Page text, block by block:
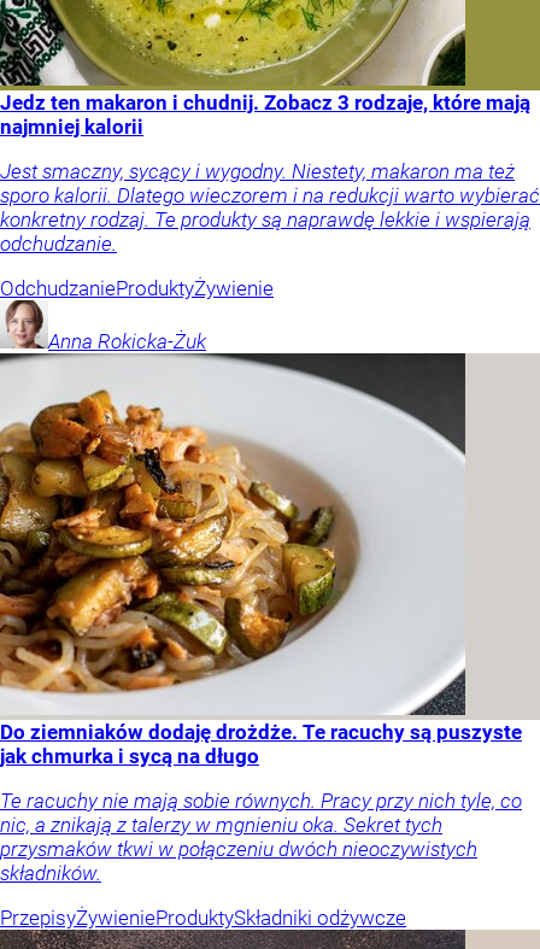
Jedz ten makaron i chudnij. Zobacz 3 rodzaje, które mają
najmniej kalorii
Jest smaczny, sycący i wygodny. Niestety, makaron ma też
sporo kalorii. Dlatego wieczorem i na redukcji warto wybierać
konkretny rodzaj. Te produkty są naprawdę lekkie i wspierają
odchudzanie.
OdchudzanieProduktyŻywienie
Anna Rokicka-Żuk
Do ziemniaków dodaję drożdże. Te racuchy są puszyste
jak chmurka i sycą na długo
Te racuchy nie mają sobie równych. Pracy przy nich tyle, co
nic, a znikają z talerzy w mgnieniu oka. Sekret tych
przysmaków tkwi w połączeniu dwóch nieoczywistych
składników.
PrzepisyŻywienieProduktySkładniki odżywcze